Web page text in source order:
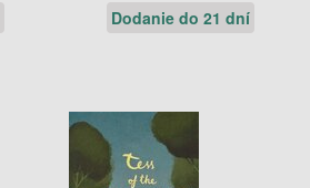
Dodanie do 21 dní